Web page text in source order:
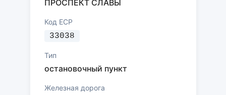
ПРОСПЕКТ СЛАВЫ
Код ЕСР
33038
Тип
остановочный пункт
Железная дорога